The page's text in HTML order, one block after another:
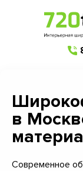
в
Современное